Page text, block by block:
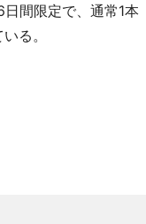
間限定で、通常1本
る。